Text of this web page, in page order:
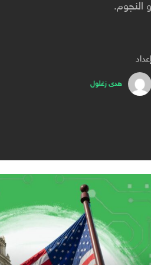
و النجوم.
إعداد
هدى زغلول